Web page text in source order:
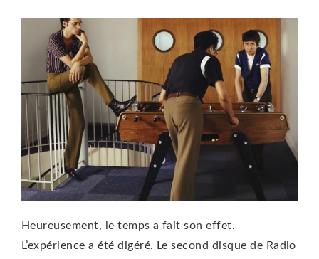
Heureusement, le temps a fait son effet.
L’expérience a été digéré. Le second disque de Radio